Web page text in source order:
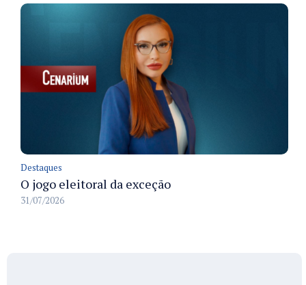
Destaques
O jogo eleitoral da exceção
31/07/2026